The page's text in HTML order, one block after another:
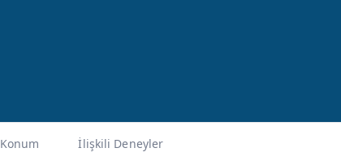
Konum İlişkili Deneyler